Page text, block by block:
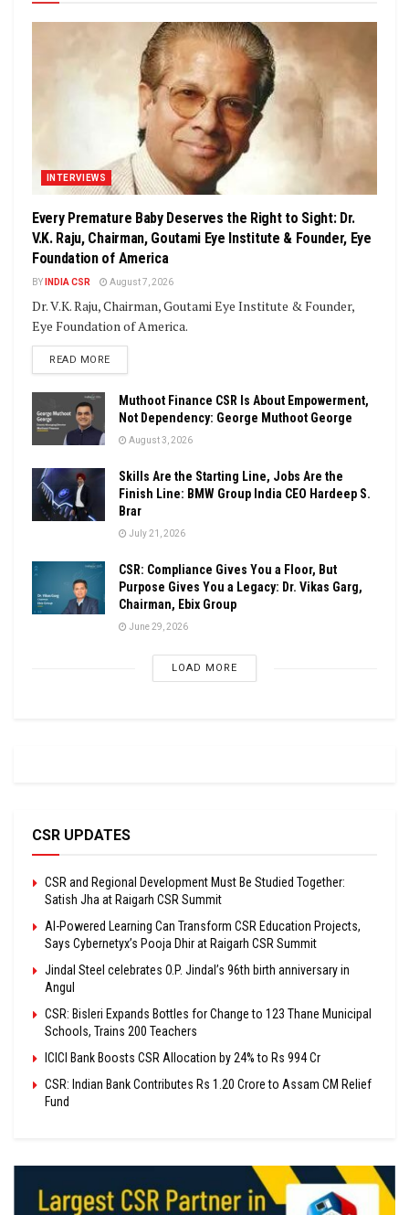
INTERVIEWS
Every Premature Baby Deserves the Right to Sight: Dr.
V.K. Raju, Chairman, Goutami Eye Institute & Founder, Eye
Foundation of America
BY INDIA CSR August 7, 2026
Dr. V.K. Raju, Chairman, Goutami Eye Institute & Founder,
Eye Foundation of America.
READ MOREDETAILS
Muthoot Finance CSR Is About Empowerment,
Not Dependency: George Muthoot George
August 3, 2026
Skills Are the Starting Line, Jobs Are the
Finish Line: BMW Group India CEO Hardeep S.
Brar
July 21, 2026
CSR: Compliance Gives You a Floor, But
Purpose Gives You a Legacy: Dr. Vikas Garg,
Chairman, Ebix Group
June 29, 2026
LOAD MORE
CSR UPDATES
CSR and Regional Development Must Be Studied Together:
Satish Jha at Raigarh CSR Summit
AI-Powered Learning Can Transform CSR Education Projects,
Says Cybernetyx’s Pooja Dhir at Raigarh CSR Summit
Jindal Steel celebrates O.P. Jindal’s 96th birth anniversary in
Angul
CSR: Bisleri Expands Bottles for Change to 123 Thane Municipal
Schools, Trains 200 Teachers
ICICI Bank Boosts CSR Allocation by 24% to Rs 994 Cr
CSR: Indian Bank Contributes Rs 1.20 Crore to Assam CM Relief
Fund